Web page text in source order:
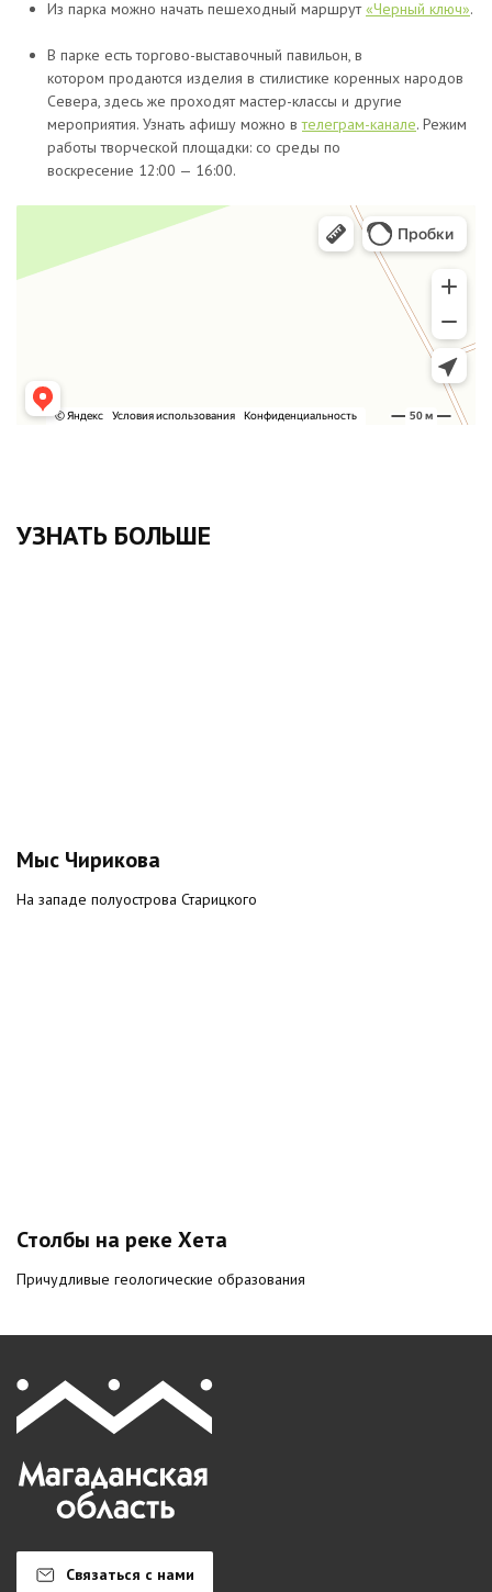
Из парка можно начать пешеходный маршрут«Черный ключ».
В парке есть торгово-выставочный павильон, в
котором продаются изделия в стилистике коренных народов
Севера, здесь же проходят мастер-классы и другие
мероприятия. Узнать афишу можно втелеграм-канале. Режим
работы творческой площадки: со среды по
воскресение 12:00 — 16:00.
Парк аттракционов в Магадане
УЗНАТЬ БОЛЬШЕ
Мыс Чирикова
На западе полуострова Старицкого
Столбы на реке Хета
Причудливые геологические образования
Связаться с нами